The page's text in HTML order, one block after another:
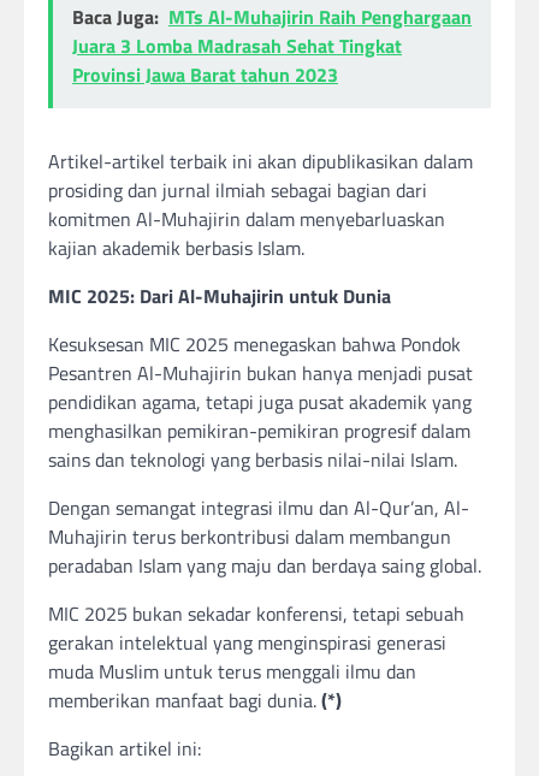
Baca Juga: MTs Al-Muhajirin Raih Penghargaan
Juara 3 Lomba Madrasah Sehat Tingkat
Provinsi Jawa Barat tahun 2023
Artikel-artikel terbaik ini akan dipublikasikan dalam
prosiding dan jurnal ilmiah sebagai bagian dari
komitmen Al-Muhajirin dalam menyebarluaskan
kajian akademik berbasis Islam.
MIC 2025: Dari Al-Muhajirin untuk Dunia
Kesuksesan MIC 2025 menegaskan bahwa Pondok
Pesantren Al-Muhajirin bukan hanya menjadi pusat
pendidikan agama, tetapi juga pusat akademik yang
menghasilkan pemikiran-pemikiran progresif dalam
sains dan teknologi yang berbasis nilai-nilai Islam.
Dengan semangat integrasi ilmu dan Al-Qur’an, Al-
Muhajirin terus berkontribusi dalam membangun
peradaban Islam yang maju dan berdaya saing global.
MIC 2025 bukan sekadar konferensi, tetapi sebuah
gerakan intelektual yang menginspirasi generasi
muda Muslim untuk terus menggali ilmu dan
memberikan manfaat bagi dunia.(*)
Bagikan artikel ini: